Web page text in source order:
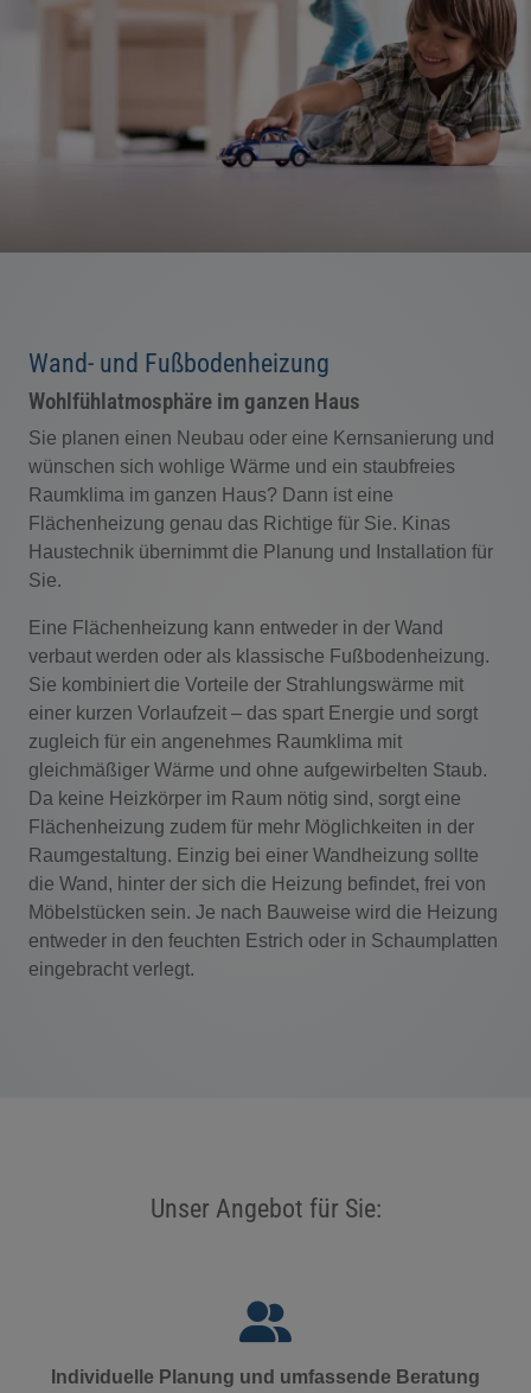
Wand- und Fußbodenheizung
Wohlfühlatmosphäre im ganzen Haus
Sie planen einen Neubau oder eine Kernsanierung und
wünschen sich wohlige Wärme und ein staubfreies
Raumklima im ganzen Haus? Dann ist eine
Flächenheizung genau das Richtige für Sie. Kinas
Haustechnik übernimmt die Planung und Installation für
Sie.
Eine Flächenheizung kann entweder in der Wand
verbaut werden oder als klassische Fußbodenheizung.
Sie kombiniert die Vorteile der Strahlungswärme mit
einer kurzen Vorlaufzeit – das spart Energie und sorgt
zugleich für ein angenehmes Raumklima mit
gleichmäßiger Wärme und ohne aufgewirbelten Staub.
Da keine Heizkörper im Raum nötig sind, sorgt eine
Flächenheizung zudem für mehr Möglichkeiten in der
Raumgestaltung. Einzig bei einer Wandheizung sollte
die Wand, hinter der sich die Heizung befindet, frei von
Möbelstücken sein. Je nach Bauweise wird die Heizung
entweder in den feuchten Estrich oder in Schaumplatten
eingebracht verlegt.
Unser Angebot für Sie:
Individuelle Planung und umfassende Beratung